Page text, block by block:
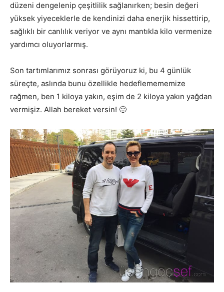
düzeni dengelenip çeşitlilik sağlanırken; besin değeri
yüksek yiyeceklerle de kendinizi daha enerjik hissettirip,
sağlıklı bir canlılık veriyor ve aynı mantıkla kilo vermenize
yardımcı oluyorlarmış.
Son tartımlarımız sonrası görüyoruz ki, bu 4 günlük
süreçte, aslında bunu özellikle hedeflemememize
rağmen, ben 1 kiloya yakın, eşim de 2 kiloya yakın yağdan
vermişiz. Allah bereket versin! 🙂